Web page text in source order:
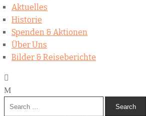
Aktuelles
Historie
Spenden & Aktionen
Über Uns
Bilder & Reiseberichte